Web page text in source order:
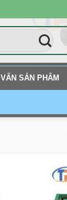
SẢN PHẨM